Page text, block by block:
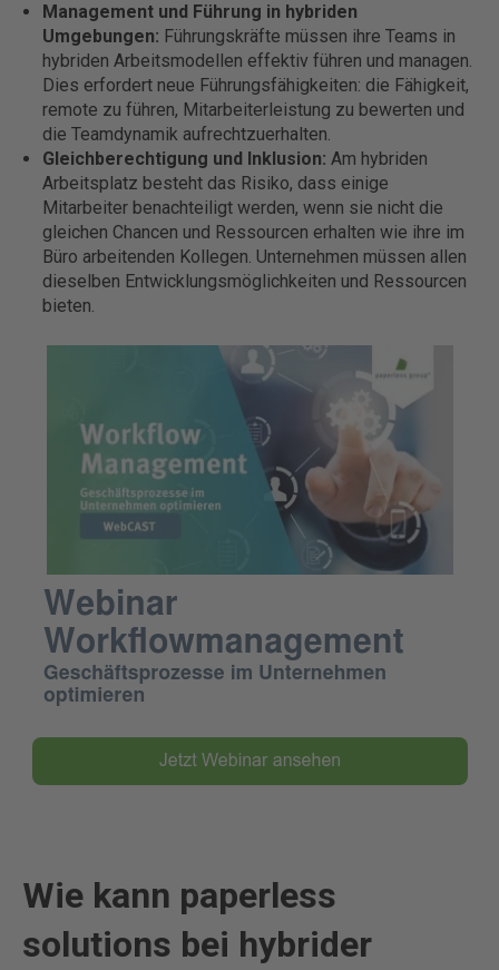
Management und Führung in hybriden
Umgebungen: Führungskräfte müssen ihre Teams in
hybriden Arbeitsmodellen effektiv führen und managen.
Dies erfordert neue Führungsfähigkeiten: die Fähigkeit,
remote zu führen, Mitarbeiterleistung zu bewerten und
die Teamdynamik aufrechtzuerhalten.
Gleichberechtigung und Inklusion: Am hybriden
Arbeitsplatz besteht das Risiko, dass einige
Mitarbeiter benachteiligt werden, wenn sie nicht die
gleichen Chancen und Ressourcen erhalten wie ihre im
Büro arbeitenden Kollegen. Unternehmen müssen allen
dieselben Entwicklungsmöglichkeiten und Ressourcen
bieten.
Wie kann paperless
solutions bei hybrider